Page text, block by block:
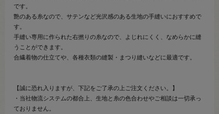
です。
艶のある糸なので、サテンなど光沢感のある生地の手縫いにおすすめで
す。
手縫い専用に作られた右撚りの糸なので、よじれにくく、なめらかに縫
うことができます。
合繊着物の仕立てや、各種衣類の縫製・まつり縫いなどに最適です。
【誠に恐れ入りますが、下記をご了承の上ご注文ください。】
・当社物流システムの都合上、生地と糸の色合わせやご相談は一切承っ
ておりません。